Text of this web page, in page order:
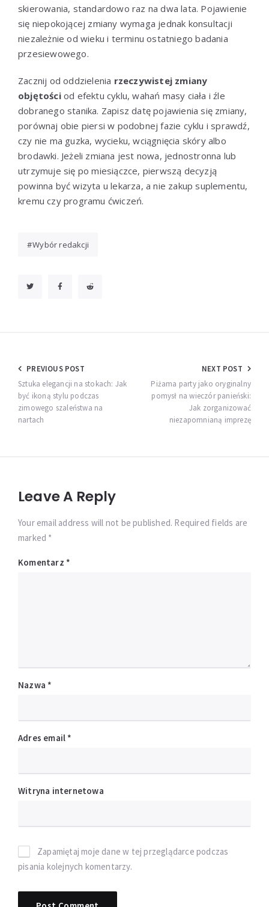
skierowania, standardowo raz na dwa lata. Pojawienie
się niepokojącej zmiany wymaga jednak konsultacji
niezależnie od wieku i terminu ostatniego badania
przesiewowego.
Zacznij od oddzielenia rzeczywistej zmiany
objętościod efektu cyklu, wahań masy ciała i źle
dobranego stanika. Zapisz datę pojawienia się zmiany,
porównaj obie piersi w podobnej fazie cyklu i sprawdź,
czy nie ma guzka, wycieku, wciągnięcia skóry albo
brodawki. Jeżeli zmiana jest nowa, jednostronna lub
utrzymuje się po miesiączce, pierwszą decyzją
powinna być wizyta u lekarza, a nie zakup suplementu,
kremu czy programu ćwiczeń.
Wybór redakcji
Nawigacja
wpisu
PREVIOUS POST
Sztuka elegancji na stokach: Jak
być ikoną stylu podczas
zimowego szaleństwa na
nartach
NEXT POST
Piżama party jako oryginalny
pomysł na wieczór panieński:
Jak zorganizować
niezapomnianą imprezę
Leave A Reply
Your email address will not be published. Required fields are
marked *
Komentarz *
Nazwa *
Adres email *
Witryna internetowa
Zapamiętaj moje dane w tej przeglądarce podczas
pisania kolejnych komentarzy.